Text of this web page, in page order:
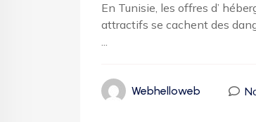
En Tunisie, les offres d’
attractifs se cachent des
...
Webhelloweb